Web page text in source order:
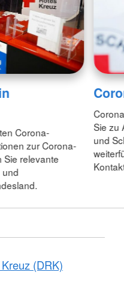
Corona-
zur Corona-
Sie relevante
und
Sie zu
und
(DRK)